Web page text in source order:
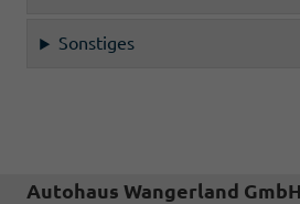
Sonstiges
Autohaus Wangerland GmbH